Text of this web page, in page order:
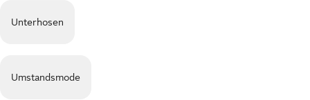
Unterhosen
Umstandsmode